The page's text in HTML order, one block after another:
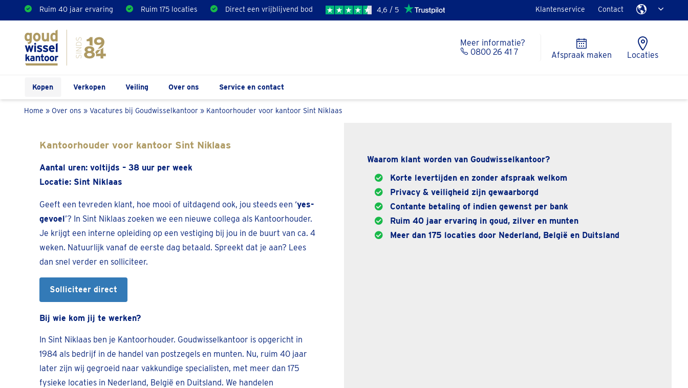
Ruim 40 jaar ervaring Ruim 175 locaties Direct een vrijblijvend bod 4,6 / 5 Klantenservice Contact
Meer informatie?
0800 26 41 7
Afspraak maken Locaties
Kopen Verkopen Veiling Over ons Service en contact
Home » Over ons » Vacatures bij Goudwisselkantoor » Kantoorhouder voor kantoor Sint Niklaas
Kantoorhouder voor kantoor Sint Niklaas
Aantal uren: voltijds – 38 uur per week
Locatie: Sint Niklaas
Geeft een tevreden klant, hoe mooi of uitdagend ook, jou steeds een ‘yes-
gevoel’? In Sint Niklaas zoeken we een nieuwe collega als Kantoorhouder.
Je krijgt een interne opleiding op een vestiging bij jou in de buurt van ca. 4
weken. Natuurlijk vanaf de eerste dag betaald. Spreekt dat je aan? Lees
dan snel verder en solliciteer.
Solliciteer direct
Bij wie kom jij te werken?
In Sint Niklaas ben je Kantoorhouder. Goudwisselkantoor is opgericht in
1984 als bedrijf in de handel van postzegels en munten. Nu, ruim 40 jaar
later zijn wij gegroeid naar vakkundige specialisten, met meer dan 175
fysieke locaties in Nederland, België en Duitsland. We handelen
Waarom klant worden van Goudwisselkantoor?
Korte levertijden en zonder afspraak welkom
Privacy & veiligheid zijn gewaarborgd
Contante betaling of indien gewenst per bank
Ruim 40 jaar ervaring in goud, zilver en munten
Meer dan 175 locaties door Nederland, België en Duitsland